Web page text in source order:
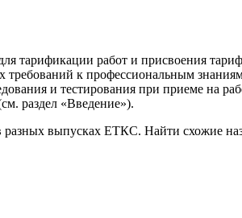
тарификации работ и присвоения
к профессиональным
и тестирования при приеме на
раздел «Введение»).
выпусках ЕТКС. Найти схожие